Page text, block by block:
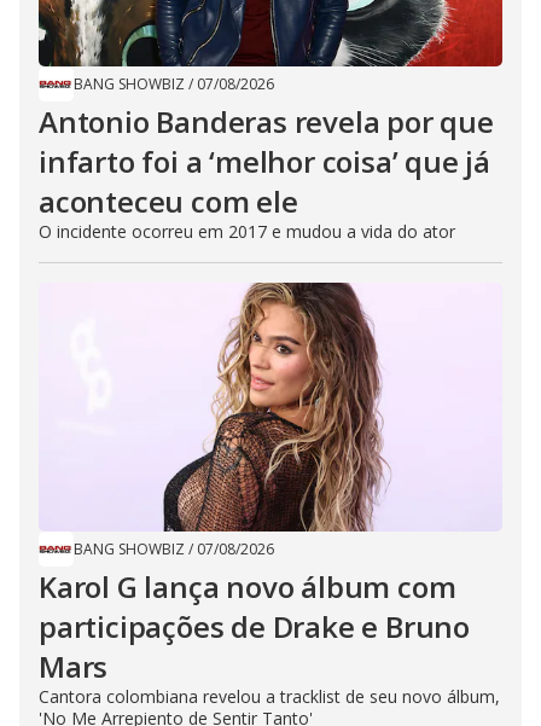
BANG SHOWBIZ / 07/08/2026
Antonio Banderas revela por que
infarto foi a ‘melhor coisa’ que já
aconteceu com ele
O incidente ocorreu em 2017 e mudou a vida do ator
BANG SHOWBIZ / 07/08/2026
Karol G lança novo álbum com
participações de Drake e Bruno
Mars
Cantora colombiana revelou a ​tracklist de seu novo álbum,
'No Me Arrepiento de Sentir Tanto'